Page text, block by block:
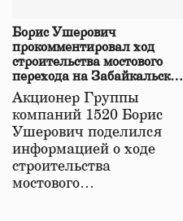
Борис Ушерович
прокомментировал ход
строительства мостового
перехода на Забайкальской
железной дороге
Акционер Группы
компаний 1520 Борис
Ушерович поделился
информацией о ходе
строительства
мостового…